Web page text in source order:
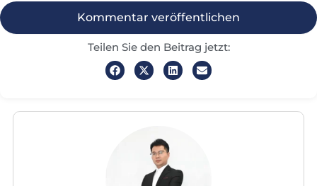
Teilen Sie den Beitrag jetzt: